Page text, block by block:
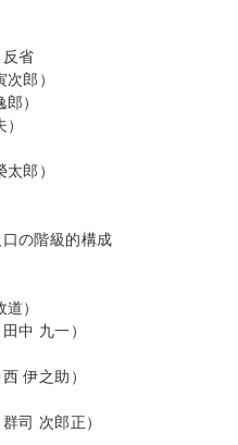
反省
郎）
）
郎）
の階級的構成
）
中 九一）
伊之助）
司 次郎正）